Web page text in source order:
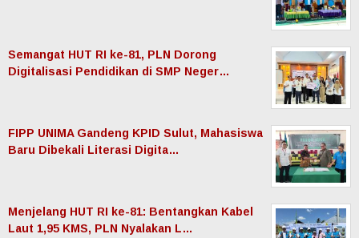
Semangat HUT RI ke-81, PLN Dorong
Digitalisasi Pendidikan di SMP Neger…
FIPP UNIMA Gandeng KPID Sulut, Mahasiswa
Baru Dibekali Literasi Digita…
Menjelang HUT RI ke-81: Bentangkan Kabel
Laut 1,95 KMS, PLN Nyalakan L…